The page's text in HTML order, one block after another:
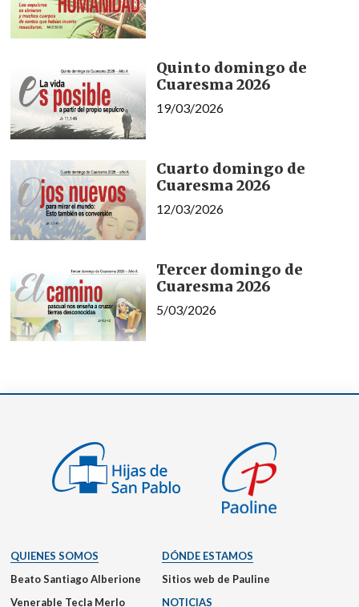
Quinto domingo de
Cuaresma 2026
19/03/2026
Cuarto domingo de
Cuaresma 2026
12/03/2026
Tercer domingo de
Cuaresma 2026
5/03/2026
QUIENES SOMOS
Beato Santiago Alberione
Venerable Tecla Merlo
DÓNDE ESTAMOS
Sitios web de Pauline
NOTICIAS